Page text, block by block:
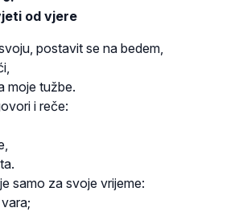
od vjere
postavit se na bedem,
moje tužbe.
i reče:
samo za svoje vrijeme: